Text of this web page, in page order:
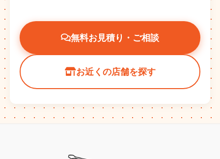
無料お見積り・ご相談
お近くの店舗を探す